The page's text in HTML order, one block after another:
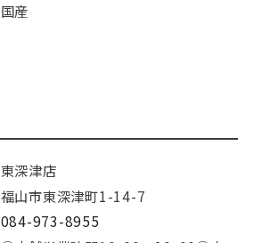
国産
東深津店
福山市東深津町1-14-7
084-973-8955